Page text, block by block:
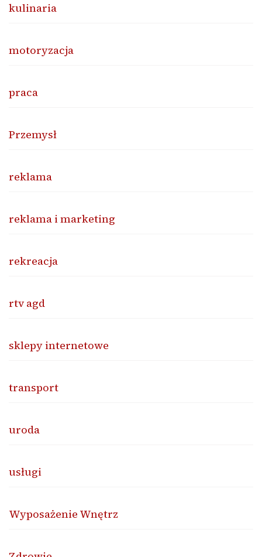
kulinaria
motoryzacja
praca
Przemysł
reklama
reklama i marketing
rekreacja
rtv agd
sklepy internetowe
transport
uroda
usługi
Wyposażenie Wnętrz